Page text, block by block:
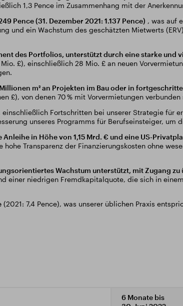
1,3 Pence im Zusammenhang mit der
Pence (31. Dezember 2021: 1.137 Pence) , was auf
und ein Wachstum des geschätzten Mietwerts
des Portfolios, unterstützt durch eine starke
Mio. £), einschließlich 28 Mio. £ an neuen
m² an Projekten im Bau oder in
£), von denen 70 % mit Vorvermietungen
einschließlich Fortschritten bei unserer Strategie für
unseres Programms für Berufseinsteiger, um
in Höhe von 1,15 Mrd. € und eine US-
Transparenz der Finanzierungskosten ohne
Wachstum unterstützt, mit Zugang
einer niedrigen Fremdkapitalquote, die sich in
(2021: 7,4 Pence), was unserer üblichen Praxis
6 Monate bis